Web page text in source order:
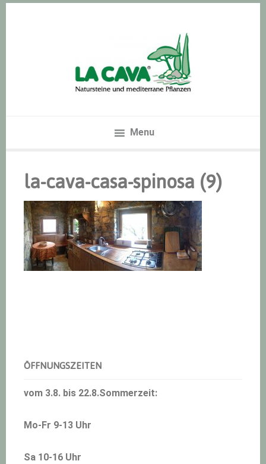
Menu
la-cava-casa-spinosa (9)
ÖFFNUNGSZEITEN
vom 3.8. bis 22.8.Sommerzeit:
Mo-Fr 9-13 Uhr
Sa 10-16 Uhr